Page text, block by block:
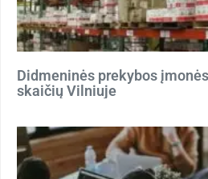
Didmeninės prekybos
skaičių Vilniuje